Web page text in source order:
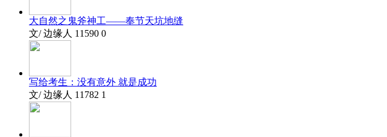
大自然之鬼斧神工——奉节天坑地缝
文/ 边缘人 11590 0
写给考生：没有意外 就是成功
文/ 边缘人 11782 1